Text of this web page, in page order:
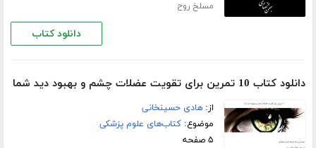
مسلخ روح
دانلود کتاب
دانلود کتاب 10 تمرین برای تقویت عضلات چشم و بهبود دید شما
از:هادی حسینخانی
موضوع:کتاب‌های علوم پزشکی
۵ صفحه